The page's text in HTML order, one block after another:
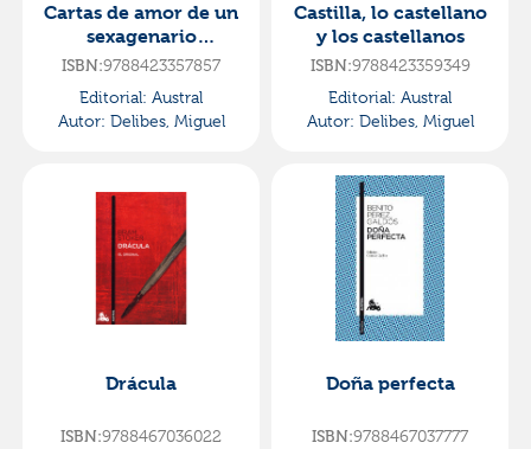
Cartas de amor de un
sexagenario
voluptuoso
ISBN:9788423357857
Editorial: Austral
Autor: Delibes, Miguel
Castilla, lo castellano
y los castellanos
ISBN:9788423359349
Editorial: Austral
Autor: Delibes, Miguel
Drácula
ISBN:9788467036022
Doña perfecta
ISBN:9788467037777